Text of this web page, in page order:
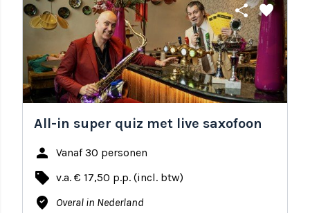
share favorite
All-in super quiz met live saxofoon
person Vanaf 30 personen
local_offer v.a. € 17,50 p.p. (incl. btw)
where_to_vote Overal in Nederland